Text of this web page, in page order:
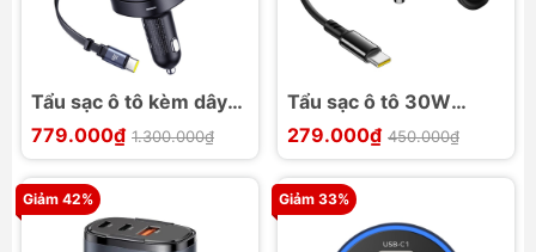
Tẩu sạc ô tô kèm dây
rút Baseus Enjoyment
Max 60W
779.000₫ 1.300.000₫
Tẩu sạc ô tô 30W
Baseus Tiny Star Mini
cáp C+C/L
279.000₫ 450.000₫
Giảm 42% Giảm 33%